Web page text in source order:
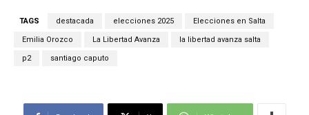
TAGS destacada elecciones 2025 Elecciones en Salta
Emilia Orozco La Libertad Avanza la libertad avanza salta
p2 santiago caputo